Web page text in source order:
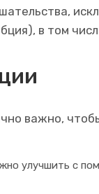
в том
важно,
улучшить с